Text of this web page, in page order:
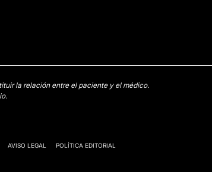
la relación entre el paciente y el médico.
AVISO LEGAL POLÍTICA EDITORIAL